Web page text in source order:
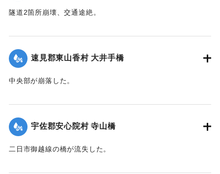
隧道2箇所崩壊、交通途絶。
｜固有コード:00275040
速見郡東山香村 大井手橋
中央部が崩落した。
｜固有コード:00275041
宇佐郡安心院村 寺山橋
二日市御越線の橋が流失した。